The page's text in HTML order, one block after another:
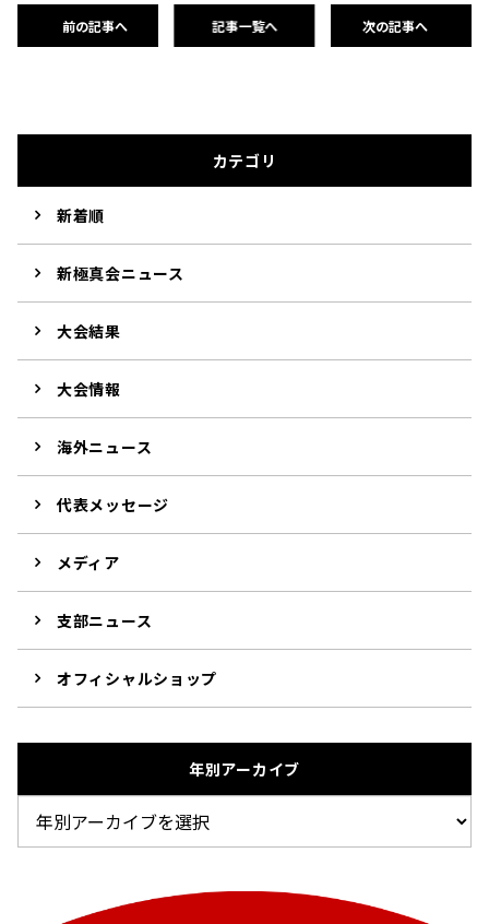
前の記事へ 記事一覧へ 次の記事へ
カテゴリ
新着順
新極真会ニュース
大会結果
大会情報
海外ニュース
代表メッセージ
メディア
支部ニュース
オフィシャルショップ
年別アーカイブ